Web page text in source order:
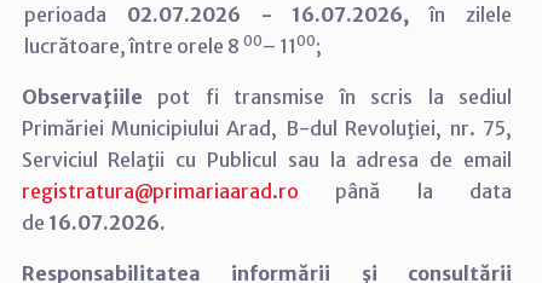
perioada 02.07.2026 - 16.07.2026,în zilele
lucrătoare, între orele 800– 1100;
Observaţiile pot fi transmise în scris la sediul
Primăriei Municipiului Arad, B-dul Revoluţiei, nr. 75,
Serviciul Relaţii cu Publicul sau la adresa de email
registratura@primariaarad.ro până la data
de 16.07.2026.
Responsabilitatea informării şi consultării